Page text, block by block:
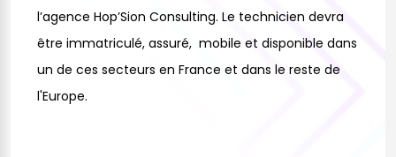
l’agence Hop’Sion Consulting. Le technicien devra
être immatriculé, assuré, mobile et disponible dans
un de ces secteurs en France et dans le reste de
l'Europe.